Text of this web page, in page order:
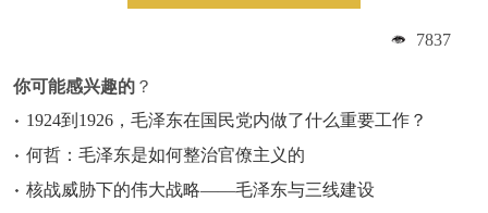
7837
你可能感兴趣的 ？
1924到1926，毛泽东在国民党内做了什么重要工作？
何哲：毛泽东是如何整治官僚主义的
核战威胁下的伟大战略——毛泽东与三线建设